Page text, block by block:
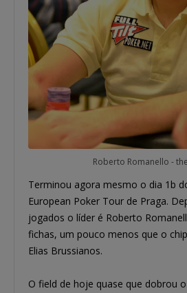
Roberto Romanello -
Terminou agora mesmo o dia 1b
European Poker Tour de Praga.
jogados o líder é Roberto
fichas, um pouco menos que o
Elias Brussianos.
O field de hoje quase que dobrou